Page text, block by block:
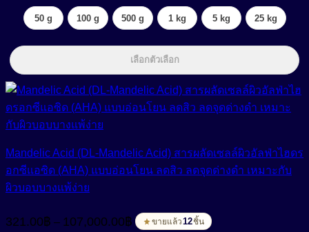
through
100,312.50฿
50 g 100 g 500 g 1 kg 5 kg 25 kg
เลือกตัวเลือก
Mandelic Acid (DL-Mandelic Acid) สารผลัดเซลล์ผิวอัลฟ่าไฮดร
อกซีแอซิด (AHA) แบบอ่อนโยน ลดสิว ลดจุดด่างดำ เหมาะกับ
ผิวบอบบางแพ้ง่าย
321.00฿ – 107,000.00฿ range:ขายแล้ว12ชิ้น